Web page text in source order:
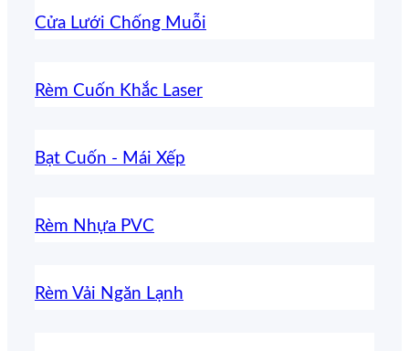
Cửa Lưới Chống Muỗi
Rèm Cuốn Khắc Laser
Bạt Cuốn - Mái Xếp
Rèm Nhựa PVC
Rèm Vải Ngăn Lạnh